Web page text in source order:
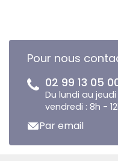
Pour nous
02 99 13 05
Du lundi au jeudi
vendredi : 8h -
Par email